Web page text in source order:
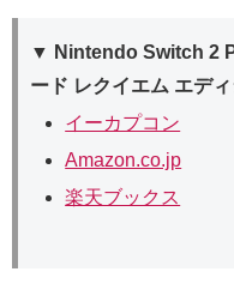
▼ Nintendo Switch 2
ード レクイエム エデ
イーカプコン
Amazon.co.jp
楽天ブックス